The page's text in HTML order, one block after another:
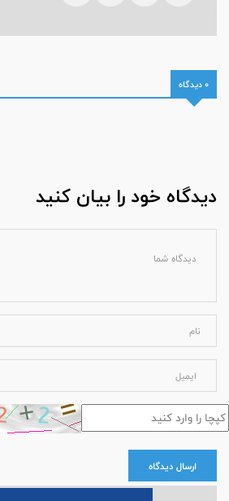
0 دیدگاه
دیدگاه خود را بیان کنید
ارسال دیدگاه